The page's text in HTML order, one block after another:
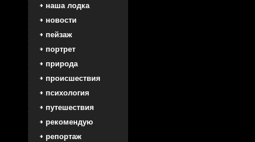
наша лодка
новости
пейзаж
портрет
природа
происшествия
психология
путешествия
рекомендую
репортаж